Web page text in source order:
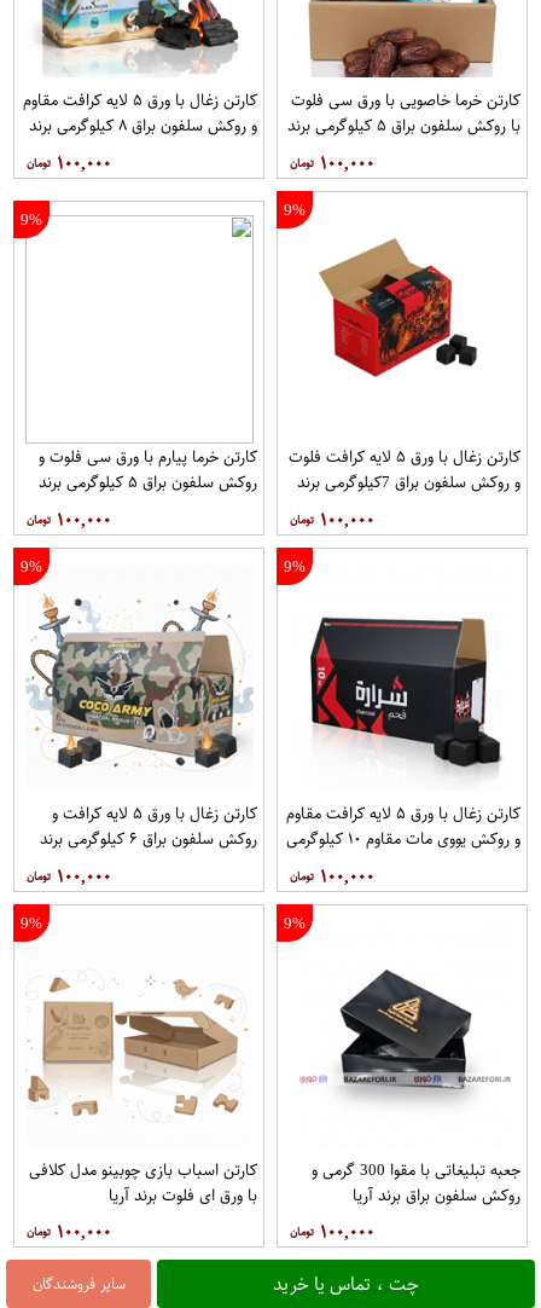
سایر فروشندگان چت ، تماس یا خرید
کارتن خرما خاصویی با ورق سی فلوت
با روکش سلفون براق ۵ کیلوگرمی برند
۱۰۰,۰۰۰
کارتن زغال با ورق ۵ لایه کرافت مقاوم
و روکش سلفون براق ۸ کیلوگرمی برند
۱۰۰,۰۰۰
9%
کارتن زغال با ورق ۵ لایه کرافت فلوت
و روکش سلفون براق 7کیلوگرمی برند
۱۰۰,۰۰۰
9%
کارتن خرما پیارم با ورق سی فلوت و
روکش سلفون براق ۵ کیلوگرمی برند
۱۰۰,۰۰۰
9%
کارتن زغال با ورق ۵ لایه کرافت مقاوم
و روکش یووی مات مقاوم ۱۰ کیلوگرمی
۱۰۰,۰۰۰
9%
کارتن زغال با ورق ۵ لایه کرافت و
روکش سلفون براق ۶ کیلوگرمی برند
۱۰۰,۰۰۰
9%
جعبه تبلیغاتی با مقوا 300 گرمی و
روکش سلفون براق برند آریا
۱۰۰,۰۰۰
9%
کارتن اسباب بازی چوبینو مدل کلافی
با ورق ای فلوت برند آریا
۱۰۰,۰۰۰